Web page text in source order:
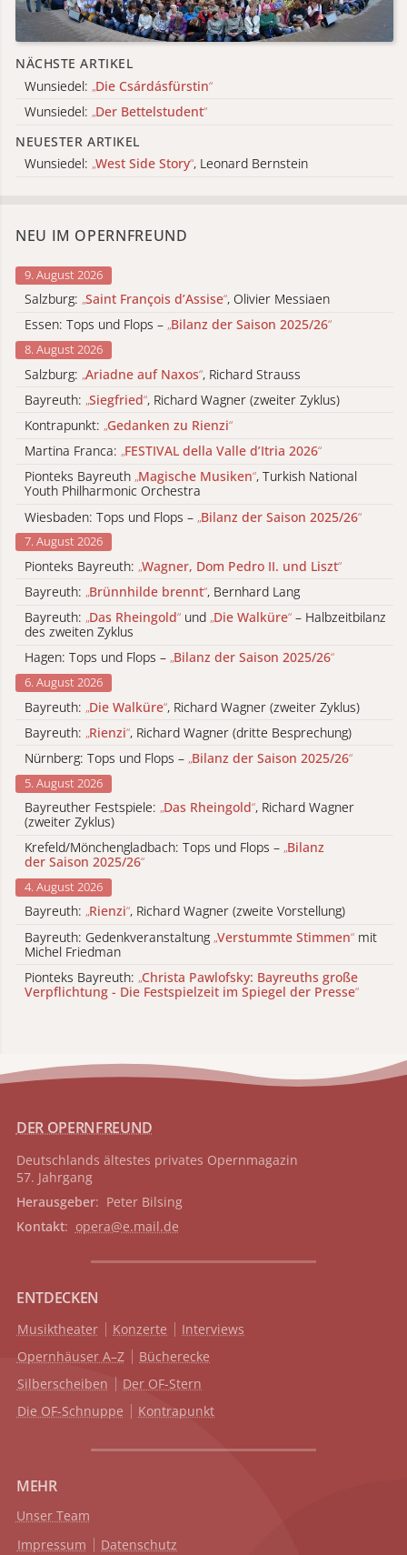
NÄCHSTE ARTIKEL
Wunsiedel: „Die Csárdásfürstin“
Wunsiedel: „Der Bettelstudent“
NEUESTER ARTIKEL
Wunsiedel: „West Side Story“, Leonard Bernstein
NEU IM OPERNFREUND
9. August 2026
Salzburg: „Saint François d’Assise“, Olivier Messiaen
Essen: Tops und Flops – „Bilanz der Saison 2025/26“
8. August 2026
Salzburg: „Ariadne auf Naxos“, Richard Strauss
Bayreuth: „Siegfried“, Richard Wagner (zweiter Zyklus)
Kontrapunkt: „Gedanken zu Rienzi“
Martina Franca: „FESTIVAL della Valle d’Itria 2026“
Pionteks Bayreuth „Magische Musiken“, Turkish National
Youth Philharmonic Orchestra
Wiesbaden: Tops und Flops – „Bilanz der Saison 2025/26“
7. August 2026
Pionteks Bayreuth: „Wagner, Dom Pedro II. und Liszt“
Bayreuth: „Brünnhilde brennt“, Bernhard Lang
Bayreuth: „Das Rheingold“ und „Die Walküre“ – Halbzeitbilanz
des zweiten Zyklus
Hagen: Tops und Flops – „Bilanz der Saison 2025/26“
6. August 2026
Bayreuth: „Die Walküre“, Richard Wagner (zweiter Zyklus)
Bayreuth: „Rienzi“, Richard Wagner (dritte Besprechung)
Nürnberg: Tops und Flops – „Bilanz der Saison 2025/26“
5. August 2026
Bayreuther Festspiele: „Das Rheingold“, Richard Wagner
(zweiter Zyklus)
Krefeld/Mönchengladbach: Tops und Flops – „Bilanz
der Saison 2025/26“
4. August 2026
Bayreuth: „Rienzi“, Richard Wagner (zweite Vorstellung)
Bayreuth: Gedenkveranstaltung „Verstummte Stimmen“ mit
Michel Friedman
Pionteks Bayreuth: „Christa Pawlofsky: Bayreuths große
Verpflichtung - Die Festspielzeit im Spiegel der Presse“
DER OPERNFREUND
Deutschlands ältestes privates Opernmagazin
57. Jahrgang
Herausgeber: Peter Bilsing
Kontakt: opera@e.mail.de
ENTDECKEN
Musiktheater Konzerte
Interviews
Opernhäuser A–Z
Bücherecke
Silberscheiben
Der OF-Stern
Die OF-Schnuppe
Kontrapunkt
MEHR
Unser Team
Impressum
Datenschutz